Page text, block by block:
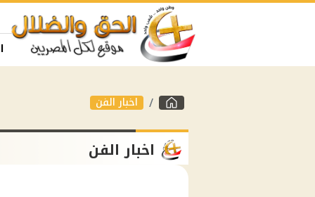
اخبار الفن
اخبار الفن